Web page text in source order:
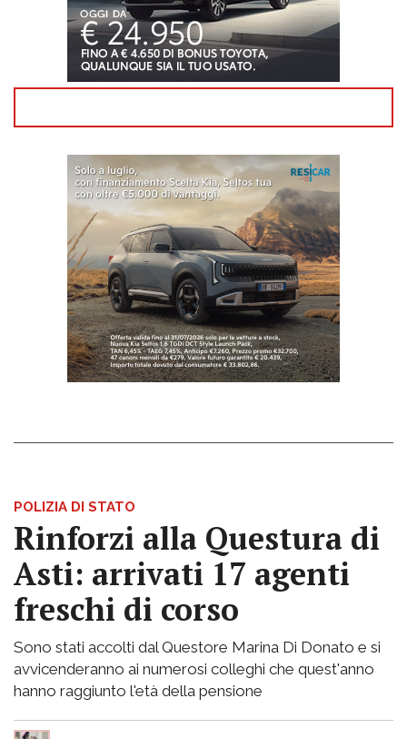
POLIZIA DI STATO
Rinforzi alla Questura di
Asti: arrivati 17 agenti
freschi di corso
Sono stati accolti dal Questore Marina Di Donato e si
avvicenderanno ai numerosi colleghi che quest'anno
hanno raggiunto l'età della pensione